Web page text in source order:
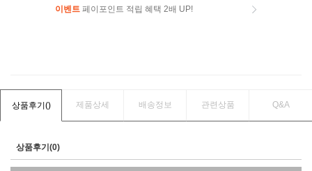
이벤트 페이포인트 적립 혜택 2배 UP!
상품후기() 제품상세 배송정보 관련상품 Q&A
상품후기(0)